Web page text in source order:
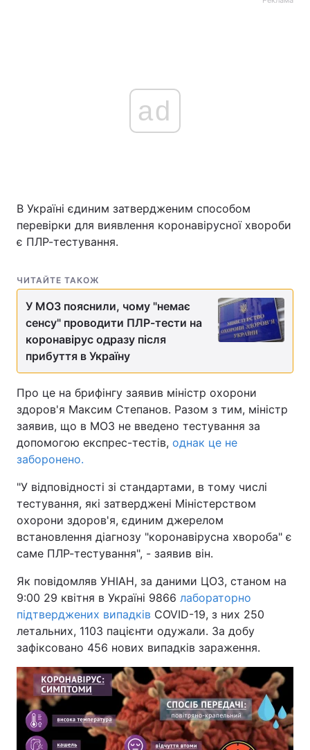
ad
В Україні єдиним затвердженим способом
перевірки для виявлення коронавірусної хвороби
є ПЛР-тестування.
ЧИТАЙТЕ ТАКОЖ
У МОЗ пояснили, чому "немає
сенсу" проводити ПЛР-тести на
коронавірус одразу після
прибуття в Україну
Про це на брифінгу заявив міністр охорони
здоров'я Максим Степанов. Разом з тим, міністр
заявив, що в МОЗ не введено тестування за
допомогою експрес-тестів, однак це не
заборонено.
"У відповідності зі стандартами, в тому числі
тестування, які затверджені Міністерством
охорони здоров'я, єдиним джерелом
встановлення діагнозу "коронавірусна хвороба" є
саме ПЛР-тестування", - заявив він.
Як повідомляв УНІАН, за даними ЦОЗ, станом на
9:00 29 квітня в Україні 9866 лабораторно
підтверджених випадків COVID-19, з них 250
летальних, 1103 пацієнти одужали. За добу
зафіксовано 456 нових випадків зараження.